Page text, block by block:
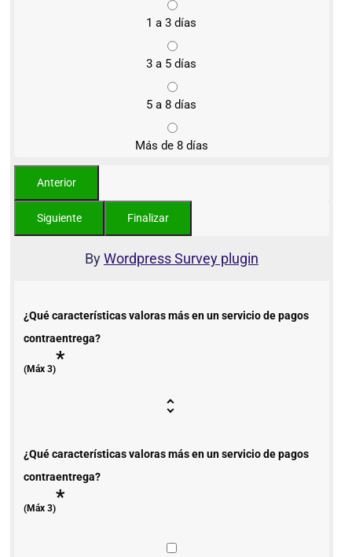
1 a 3 días
3 a 5 días
5 a 8 días
Más de 8 días
ByWordpress Survey plugin
¿Qué características valoras más en un servicio de pagos
contraentrega?
(Máx 3)*
¿Qué características valoras más en un servicio de pagos
contraentrega?
(Máx 3)*